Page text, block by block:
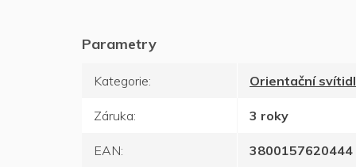
Kategorie: Orientační
Záruka: 3 roky
EAN: 3800157620444